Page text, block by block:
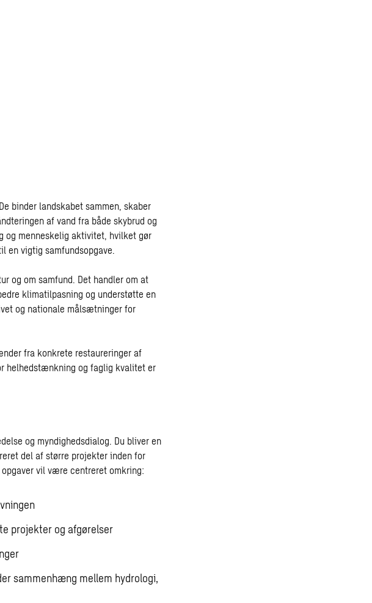
binder landskabet sammen, skaber
af vand fra både skybrud og
og menneskelig aktivitet, hvilket gør
en vigtig samfundsopgave.
og om samfund. Det handler om at
klimatilpasning og understøtte en
og nationale målsætninger for
fra konkrete restaureringer af
helhedstænkning og faglig kvalitet er
og myndighedsdialog. Du bliver en
del af større projekter inden for
vil være centreret omkring:
projekter og afgørelser
sammenhæng mellem hydrologi,